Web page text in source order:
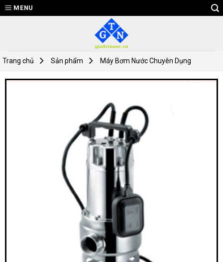
Skip
to
MENU
Trang chủ Sản phẩm Máy Bơm Nước Chuyên Dụng